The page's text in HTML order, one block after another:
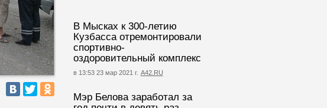
В Мысках к 300-летию
Кузбасса отремонтировали
спортивно-
оздоровительный комплекс
в 13:53 23 мар 2021 г. А42.RU
Мэр Белова заработал за